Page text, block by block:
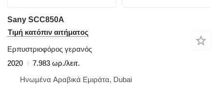
Sany SCC850A
Τιμή κατόπιν αιτήματος
Ερπυστριοφόρος γερανός
2020
7.983 ωρ./λειτ.
Hνωμένα Αραβικά Εμιράτα, Dubai